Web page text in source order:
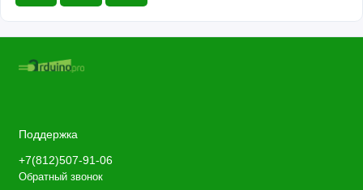
Поддержка
+7(812)507-91-06
Обратный звонок